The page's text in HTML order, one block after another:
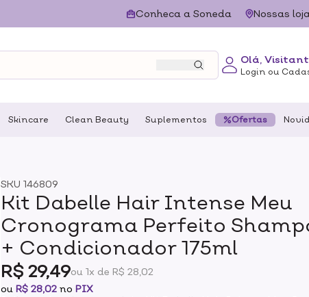
Conheca a Soneda Nossas
Olá,
Login ou
Skincare Clean Beauty Suplementos Ofertas
SKU146809
Kit Dabelle Hair Intense Meu
Cronograma Perfeito
+ Condicionador 175ml
R$ 29,49ou 1x de R$ 28,02
ouR$ 28,02 noPIX